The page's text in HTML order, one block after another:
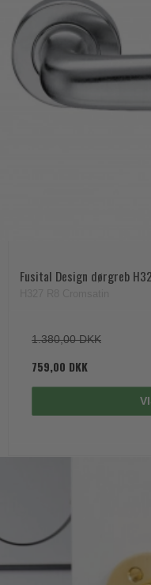
Fusital Design dørgreb
1.380,00 DKK
759,00 DKK